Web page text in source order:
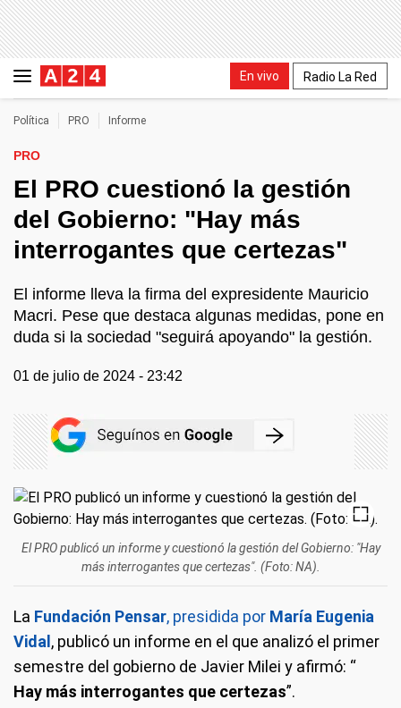
En vivo Radio La Red
Política PRO Informe
PRO
El PRO cuestionó la gestión
del Gobierno: "Hay más
interrogantes que certezas"
El informe lleva la firma del expresidente Mauricio
Macri. Pese que destaca algunas medidas, pone en
duda si la sociedad "seguirá apoyando" la gestión.
01 de julio de 2024 - 23:42
El PRO publicó un informe y cuestionó la gestión del Gobierno: "Hay
más interrogantes que certezas". (Foto: NA).
La Fundación Pensar, presidida por María Eugenia
Vidal , publicó un informe en el que analizó el primer
semestre del gobierno de Javier Milei y afirmó: “
Hay más interrogantes que certezas”.